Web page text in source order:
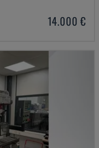
14.000 €